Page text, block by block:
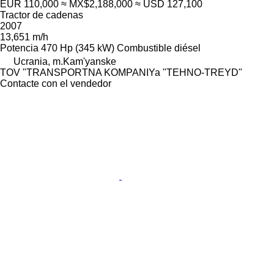
EUR 110,000 ≈ MX$2,188,000 ≈ USD 127,100
Tractor de cadenas
2007
13,651 m/h
Potencia 470 Hp (345 kW) Combustible diésel
Ucrania, m.Kam'yanske
TOV "TRANSPORTNA KOMPANIYa "TEHNO-TREYD"
Contacte con el vendedor